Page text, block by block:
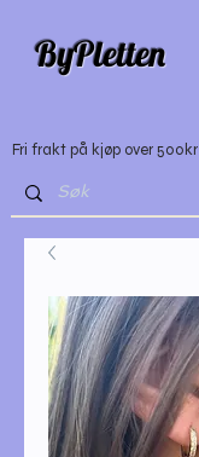
ByPletten
Fri frakt på kjøp over 500kr